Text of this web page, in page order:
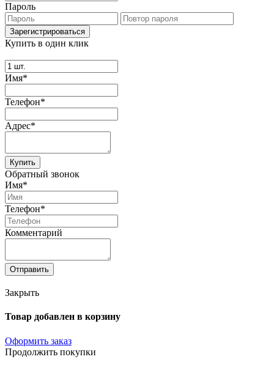
Пароль
Купить в один клик
Имя*
Телефон*
Адрес*
Купить
Обратный звонок
Имя*
Телефон*
Комментарий
Отправить
Закрыть
Товар добавлен в корзину
Оформить заказ
Продолжить покупки